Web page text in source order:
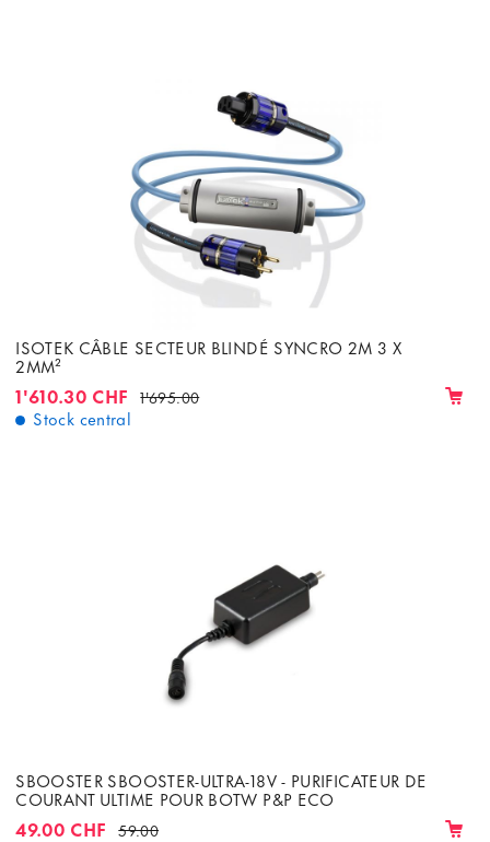
ISOTEK CÂBLE SECTEUR BLINDÉ SYNCRO 2M 3 X
2MM²
1'610.30 CHF 1'695.00
Stock central
SBOOSTER SBOOSTER-ULTRA-18V - PURIFICATEUR DE
COURANT ULTIME POUR BOTW P&P ECO
49.00 CHF 59.00